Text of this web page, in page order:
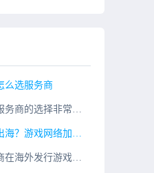
么选服务商
海外机房托管服务商的选择非常重要，首先要考虑的是服务商的可靠性，一定要选择有实力的服务商，其次要考虑的是服务商的服务质量，要求服务商提供稳定、可靠的服务；最后要考虑的是服务商的服务价格，要求服务商提供
游戏如何高效出海？游戏网络加速方案
当国内游戏厂商在海外发行游戏时，面临的第一个问题是如何减少异地或海外接入点的访问延迟，以提高玩家的接入体验。传统的公共网络访问方式如下：1、游戏接入层、逻辑层和数据层全部集中部署到某一区域。2、全球所